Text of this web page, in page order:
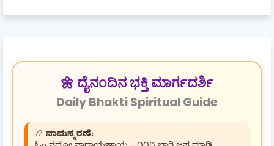
🌼 ದೈನಂದಿನ ಭಕ್ತಿ ಮಾರ್ಗದರ್ಶಿ
Daily Bhakti Spiritual Guide
📿 ನಾಮಸ್ಮರಣೆ: